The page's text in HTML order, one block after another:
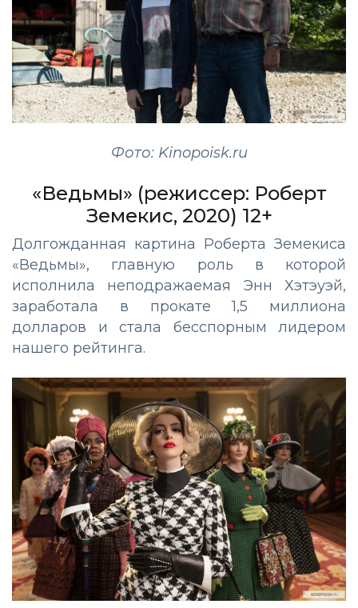
Фото: Kinopoisk.ru
«Ведьмы» (режиссер: Роберт
Земекис, 2020) 12+
Долгожданная картина Роберта Земекиса
«Ведьмы», главную роль в которой
исполнила неподражаемая Энн Хэтэуэй,
заработала в прокате 1,5 миллиона
долларов и стала бесспорным лидером
нашего рейтинга.